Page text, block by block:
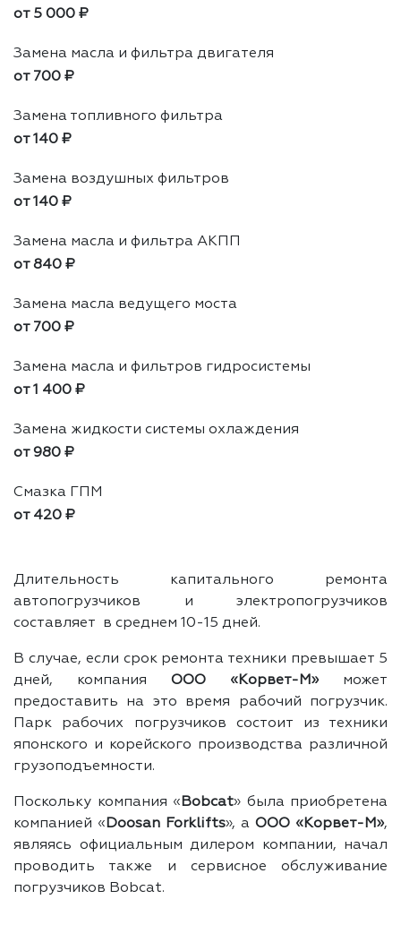
от 5 000 ₽
Замена масла и фильтра двигателя
от 700 ₽
Замена топливного фильтра
от 140 ₽
Замена воздушных фильтров
от 140 ₽
Замена масла и фильтра АКПП
от 840 ₽
Замена масла ведущего моста
от 700 ₽
Замена масла и фильтров гидросистемы
от 1 400 ₽
Замена жидкости системы охлаждения
от 980 ₽
Смазка ГПМ
от 420 ₽
Длительность капитального ремонта
автопогрузчиков и электропогрузчиков
составляет в среднем 10-15 дней.
В случае, если срок ремонта техники превышает 5
дней, компания ООО «Корвет-М»может
предоставить на это время рабочий погрузчик.
Парк рабочих погрузчиков состоит из техники
японского и корейского производства различной
грузоподъемности.
Поскольку компания «Bobcat» была приобретена
компанией «Doosan Forklifts», а ООО «Корвет-М»,
являясь официальным дилером компании, начал
проводить также и сервисное обслуживание
погрузчиков Bobcat.